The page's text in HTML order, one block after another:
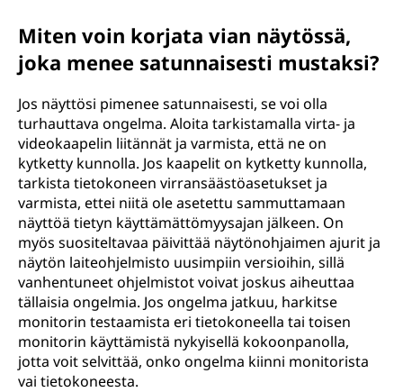
Miten voin korjata vian näytössä,
joka menee satunnaisesti mustaksi?
Jos näyttösi pimenee satunnaisesti, se voi olla
turhauttava ongelma. Aloita tarkistamalla virta- ja
videokaapelin liitännät ja varmista, että ne on
kytketty kunnolla. Jos kaapelit on kytketty kunnolla,
tarkista tietokoneen virransäästöasetukset ja
varmista, ettei niitä ole asetettu sammuttamaan
näyttöä tietyn käyttämättömyysajan jälkeen. On
myös suositeltavaa päivittää näytönohjaimen ajurit ja
näytön laiteohjelmisto uusimpiin versioihin, sillä
vanhentuneet ohjelmistot voivat joskus aiheuttaa
tällaisia ongelmia. Jos ongelma jatkuu, harkitse
monitorin testaamista eri tietokoneella tai toisen
monitorin käyttämistä nykyisellä kokoonpanolla,
jotta voit selvittää, onko ongelma kiinni monitorista
vai tietokoneesta.